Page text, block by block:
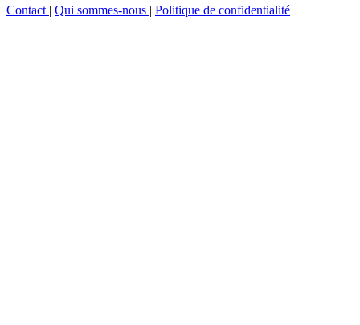
Contact | Qui sommes-nous | Politique de confidentialité